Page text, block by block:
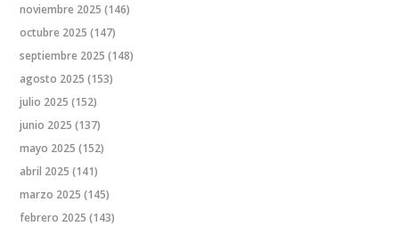
noviembre 2025 (146)
octubre 2025 (147)
septiembre 2025 (148)
agosto 2025 (153)
julio 2025 (152)
junio 2025 (137)
mayo 2025 (152)
abril 2025 (141)
marzo 2025 (145)
febrero 2025 (143)